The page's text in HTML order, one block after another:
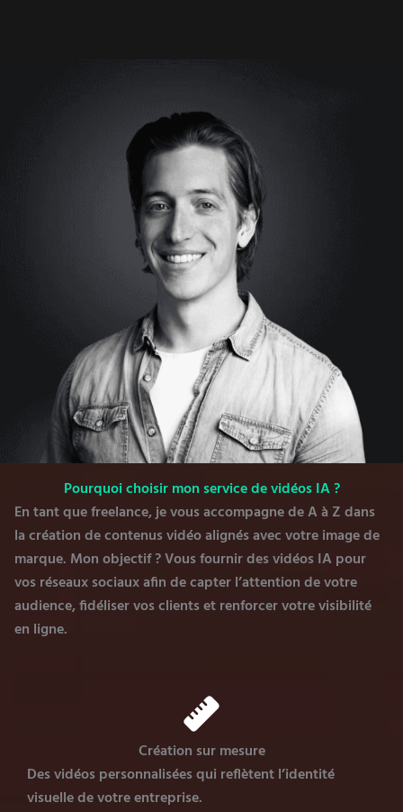
Pourquoi choisir mon service de vidéos IA ?
En tant que freelance, je vous accompagne de A à Z dans
la création de contenus vidéo alignés avec votre image de
marque. Mon objectif ? Vous fournir des vidéos IA pour
vos réseaux sociaux afin de capter l’attention de votre
audience, fidéliser vos clients et renforcer votre visibilité
en ligne.
Création sur mesure
Des vidéos personnalisées qui reflètent l’identité
visuelle de votre entreprise.